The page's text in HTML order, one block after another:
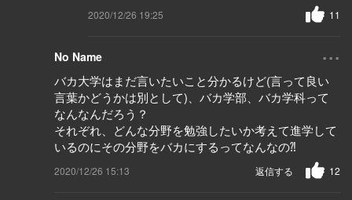
2020/12/26 19:25 11
No Name ...
バカ大学はまだ言いたいこと分かるけど(言って良い
言葉かどうかは別として)、バカ学部、バカ学科って
なんなんだろう？
それぞれ、どんな分野を勉強したいか考えて進学して
いるのにその分野をバカにするってなんなの⁈
2020/12/26 15:13 12
返信する